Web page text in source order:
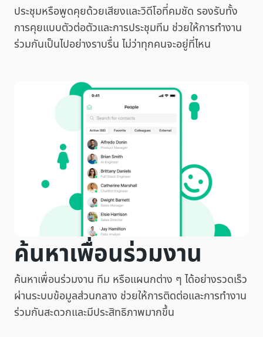
ประชุมหรือพูดคุยด้วยเสียงและวิดีโอที่คมชัด รองรับทั้ง
การคุยแบบตัวต่อตัวและการประชุมทีม ช่วยให้การทำงาน
ร่วมกันเป็นไปอย่างราบรื่น ไม่ว่าทุกคนจะอยู่ที่ไหน
ค้นหาเพื่อนร่วมงาน
ค้นหาเพื่อนร่วมงาน ทีม หรือแผนกต่าง ๆ ได้อย่างรวดเร็ว
ผ่านระบบข้อมูลส่วนกลาง ช่วยให้การติดต่อและการทำงาน
ร่วมกันสะดวกและมีประสิทธิภาพมากขึ้น